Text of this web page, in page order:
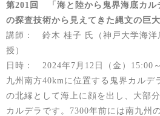
第201回 「海と陸から鬼界海底カル
の探査技術から見えてきた縄文の巨大
講師： 鈴木 桂子 氏（神戸大学海洋
授）
日時： 2024年7月12日（金）15:00
九州南方40kmに位置する鬼界カルデ
の北縁として海上に顔を出し、大部
カルデラです。7300年前には南九州